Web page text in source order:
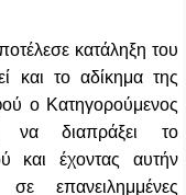
κατάληξη του
και το αδίκημα της
ο Κατηγορούμενος
να διαπράξει το
και έχοντας αυτήν
επανειλημμένες